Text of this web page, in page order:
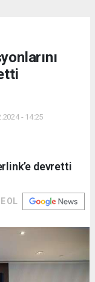
- 14:25
devretti
OL